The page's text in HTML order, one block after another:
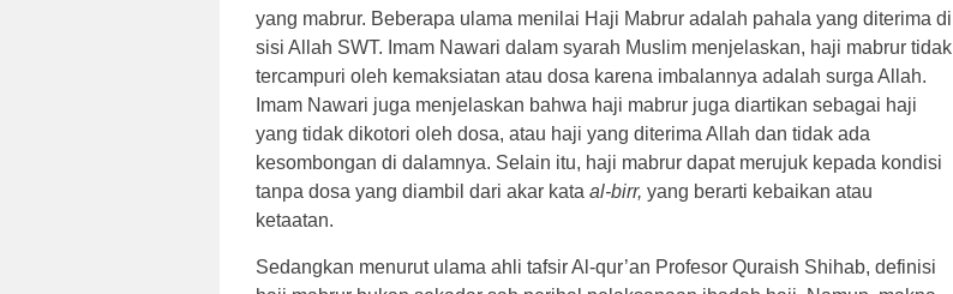
yang mabrur. Beberapa ulama menilai Haji Mabrur adalah pahala yang diterima di
sisi Allah SWT. Imam Nawari dalam syarah Muslim menjelaskan, haji mabrur tidak
tercampuri oleh kemaksiatan atau dosa karena imbalannya adalah surga Allah.
Imam Nawari juga menjelaskan bahwa haji mabrur juga diartikan sebagai haji
yang tidak dikotori oleh dosa, atau haji yang diterima Allah dan tidak ada
kesombongan di dalamnya. Selain itu, haji mabrur dapat merujuk kepada kondisi
tanpa dosa yang diambil dari akar kata al-birr, yang berarti kebaikan atau
ketaatan.
Sedangkan menurut ulama ahli tafsir Al-qur’an Profesor Quraish Shihab, definisi